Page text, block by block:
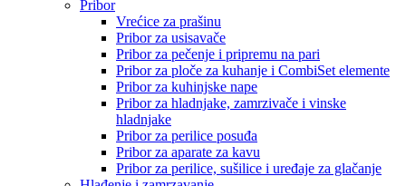
Pribor
Vrećice za prašinu
Pribor za usisavače
Pribor za pečenje i pripremu na pari
Pribor za ploče za kuhanje i CombiSet elemente
Pribor za kuhinjske nape
Pribor za hladnjake, zamrzivače i vinske
hladnjake
Pribor za perilice posuđa
Pribor za aparate za kavu
Pribor za perilice, sušilice i uređaje za glačanje